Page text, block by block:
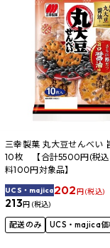
三幸製菓 丸大豆せんべい
10枚 【合計5500円(税込
料100円対象品】
UCS・majica202円 (税込)
213円 (税込)
配送のみ UCS・majica